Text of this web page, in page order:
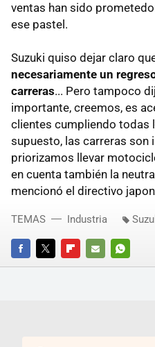
ventas han sido
ese pastel.
Suzuki quiso dejar claro
necesariamente un
carreras... Pero tampoco
importante, creemos, es
clientes cumpliendo todas
supuesto, las carreras son
priorizamos llevar
en cuenta también la
mencionó el directivo
FACEBOOKTWITTERFLIPBOARD
E-
TEMAS Industria